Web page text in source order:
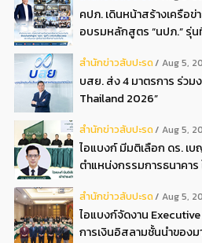
คปภ. เดินหน้าสร้างเครือ
อบรมหลักสูตร “นปภ.” รุ่น
สํานักข่าวสับปะรด Aug 5,
บสย. ส่ง 4 มาตรการ ร่วม
Thailand 2026”
สํานักข่าวสับปะรด Aug 5,
ไอแบงก์ มีมติเลือก ดร. เ
ตำแหน่งกรรมการธนาคา
สํานักข่าวสับปะรด Aug 5,
ไอแบงก์จัดงาน
การเงินอิสลามชั้นนำของ